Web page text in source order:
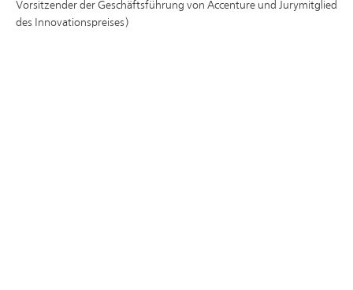
Vorsitzender der Geschäftsführung von Accenture und Jurymitglied
des Innovationspreises)